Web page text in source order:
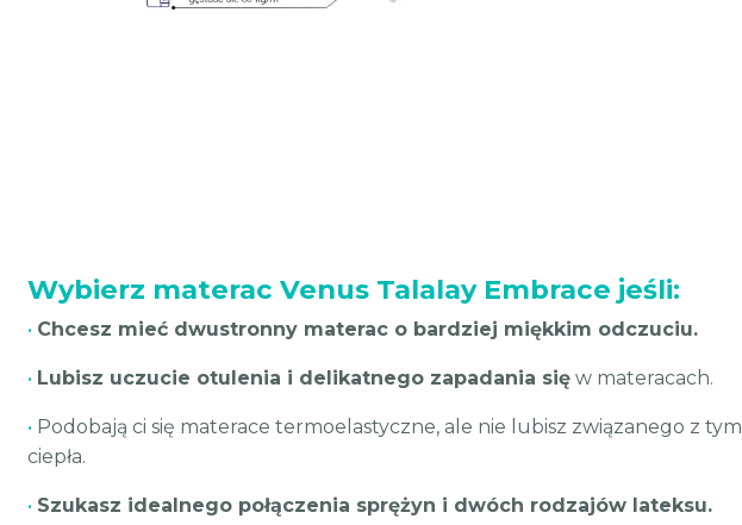
Wybierz materac Venus Talalay Embrace jeśli:
• Chcesz mieć dwustronny materac o bardziej miękkim odczuciu.
• Lubisz uczucie otulenia i delikatnego zapadania się w materacach.
• Podobają ci się materace termoelastyczne, ale nie lubisz związanego z tym
ciepła.
• Szukasz idealnego połączenia sprężyn i dwóch rodzajów lateksu.